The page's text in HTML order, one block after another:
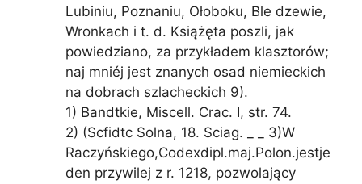
Lubiniu, Poznaniu, Ołoboku, Ble dzewie,
Wronkach i t. d. Książęta poszli, jak
powiedziano, za przykładem klasztorów;
naj mniéj jest znanych osad niemieckich
na dobrach szlacheckich 9).
1) Bandtkie, Miscell. Crac. I, str. 74.
2) (Scfidtc Solna, 18. Sciag. _ _ 3)W
Raczyńskiego,Codexdipl.maj.Polon.jestje
den przywilej z r. 1218, pozwolający